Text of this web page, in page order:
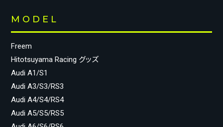
MODEL
Freem
Hitotsuyama Racing グッズ
Audi A1/S1
Audi A3/S3/RS3
Audi A4/S4/RS4
Audi A5/S5/RS5